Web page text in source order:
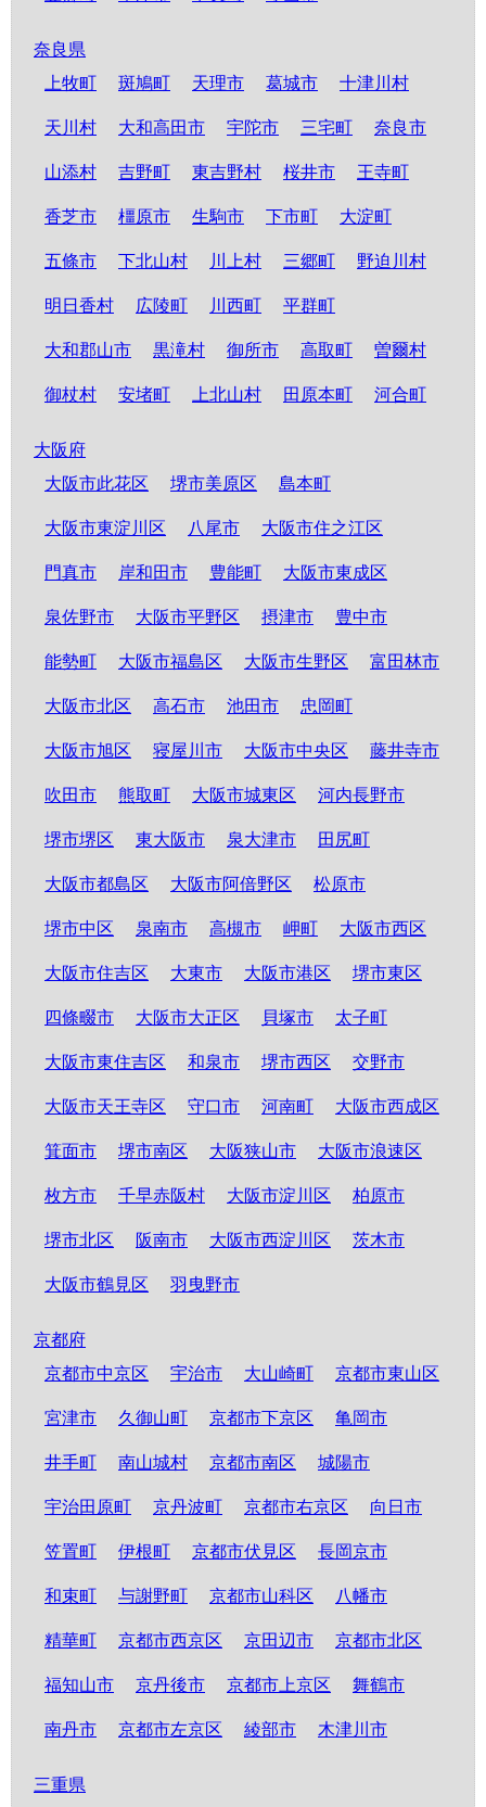
奈良県
上牧町
斑鳩町 天理市 葛城市 十津川村
天川村 大和高田市 宇陀市 三宅町 奈良市
山添村 吉野町 東吉野村 桜井市 王寺町
香芝市 橿原市 生駒市 下市町 大淀町
五條市 下北山村 川上村 三郷町 野迫川村
明日香村 広陵町 川西町 平群町
大和郡山市 黒滝村 御所市 高取町 曽爾村
御杖村 安堵町 上北山村 田原本町 河合町
大阪府
大阪市此花区
堺市美原区 島本町
大阪市東淀川区 八尾市 大阪市住之江区
門真市 岸和田市 豊能町 大阪市東成区
泉佐野市 大阪市平野区 摂津市 豊中市
能勢町 大阪市福島区 大阪市生野区 富田林市
大阪市北区 高石市 池田市 忠岡町
大阪市旭区 寝屋川市 大阪市中央区 藤井寺市
吹田市 熊取町 大阪市城東区 河内長野市
堺市堺区 東大阪市 泉大津市 田尻町
大阪市都島区 大阪市阿倍野区 松原市
堺市中区 泉南市 高槻市 岬町 大阪市西区
大阪市住吉区 大東市 大阪市港区 堺市東区
四條畷市 大阪市大正区 貝塚市 太子町
大阪市東住吉区 和泉市 堺市西区 交野市
大阪市天王寺区 守口市 河南町 大阪市西成区
箕面市 堺市南区 大阪狭山市 大阪市浪速区
枚方市 千早赤阪村 大阪市淀川区 柏原市
堺市北区 阪南市 大阪市西淀川区 茨木市
大阪市鶴見区 羽曳野市
京都府
京都市中京区
宇治市 大山崎町 京都市東山区
宮津市 久御山町 京都市下京区 亀岡市
井手町 南山城村 京都市南区 城陽市
宇治田原町 京丹波町 京都市右京区 向日市
笠置町 伊根町 京都市伏見区 長岡京市
和束町 与謝野町 京都市山科区 八幡市
精華町 京都市西京区 京田辺市 京都市北区
福知山市 京丹後市 京都市上京区 舞鶴市
南丹市 京都市左京区 綾部市 木津川市
三重県